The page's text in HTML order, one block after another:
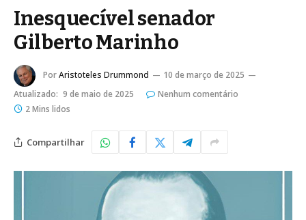
Inesquecível senador
Gilberto Marinho
PorAristoteles Drummond
10 de março de 2025
Atualizado: 9 de maio de 2025
Nenhum comentário
2 Mins lidos
Compartilhar